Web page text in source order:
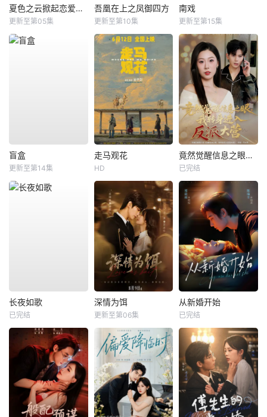
夏色之云掀起恋爱与风暴
更新至第05集
吾凰在上之凤御四方
更新至第10集
南戏
更新至第15集
盲盒
更新至第14集
走马观花
HD
竟然觉醒信息之眼，我转身进入反派大营
已完结
长夜如歌
已完结
深情为饵
更新至第06集
从新婚开始
已完结